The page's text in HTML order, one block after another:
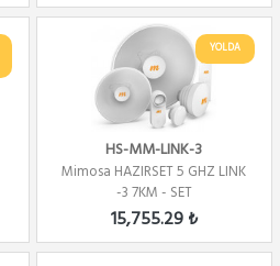
YOLDA
HS-MM-LINK-3
Mimosa HAZIRSET 5 GHZ LINK
-3 7KM - SET
15,755.29 ₺